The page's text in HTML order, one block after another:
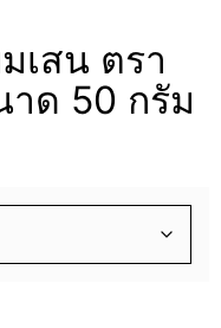
เสน ตรา
ด 50 กรัม